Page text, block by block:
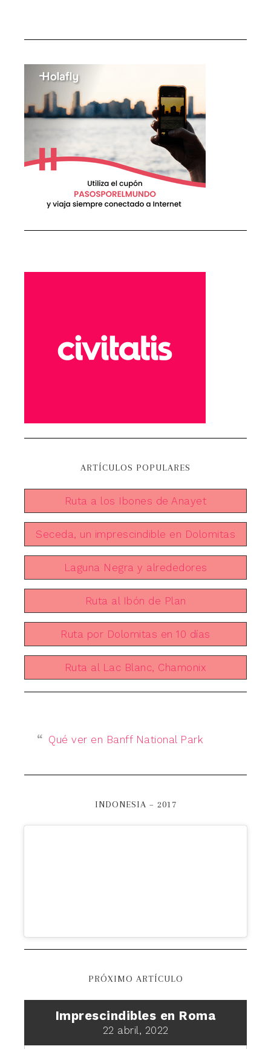
ARTÍCULOS POPULARES
Ruta a los Ibones de Anayet
Seceda, un imprescindible en Dolomitas
Laguna Negra y alrededores
Ruta al Ibón de Plan
Ruta por Dolomitas en 10 días
Ruta al Lac Blanc, Chamonix
Qué ver en Banff National Park
INDONESIA – 2017
PRÓXIMO ARTÍCULO
Imprescindibles en Roma
22 abril, 2022